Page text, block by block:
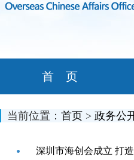
首 页
当前位置： 首页 > 政务公
深圳市海创会成立 打